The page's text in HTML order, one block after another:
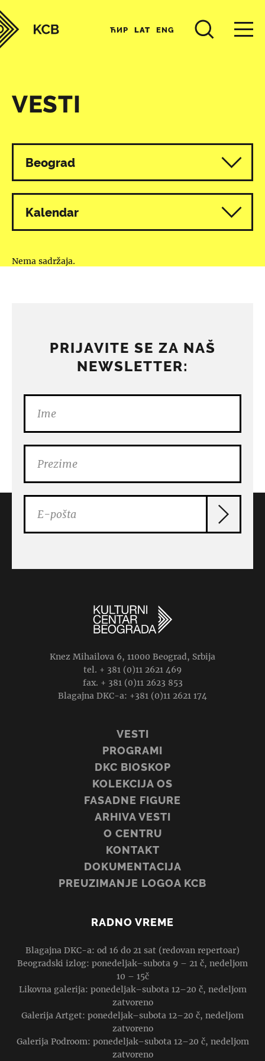
ЋИР LAT ENG
VESTI
Svi programi
Beograd
Kalendar
Nema sadržaja.
PRIJAVITE SE ZA NAŠ
NEWSLETTER:
Knez Mihailova 6, 11000 Beograd, Srbija
tel. + 381 (0)11 2621 469
fax. + 381 (0)11 2623 853
Blagajna DKC-a: +381 (0)11 2621 174
VESTI
PROGRAMI
DKC BIOSKOP
KOLEKCIJA OS
FASADNE FIGURE
ARHIVA VESTI
O CENTRU
KONTAKT
DOKUMENTACIJA
PREUZIMANJE LOGOA KCB
RADNO VREME
Blagajna DKC-a: od 16 do 21 sat (redovan repertoar)
Beogradski izlog: ponedeljak–subota 9 – 21 č, nedeljom
10 – 15č
Likovna galerija: ponedeljak–subota 12–20 č, nedeljom
zatvoreno
Galerija Artget: ponedeljak–subota 12–20 č, nedeljom
zatvoreno
Galerija Podroom: ponedeljak–subota 12–20 č, nedeljom
zatvoreno